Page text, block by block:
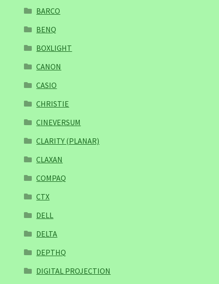
BARCO
BENQ
BOXLIGHT
CANON
CASIO
CHRISTIE
CINEVERSUM
CLARITY (PLANAR)
CLAXAN
COMPAQ
CTX
DELL
DELTA
DEPTHQ
DIGITAL PROJECTION